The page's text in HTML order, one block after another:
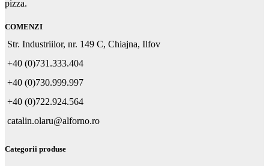
pizza.
COMENZI
Str. Industriilor, nr. 149 C, Chiajna, Ilfov
+40 (0)731.333.404
+40 (0)730.999.997
+40 (0)722.924.564
catalin.olaru@alforno.ro
Categorii produse